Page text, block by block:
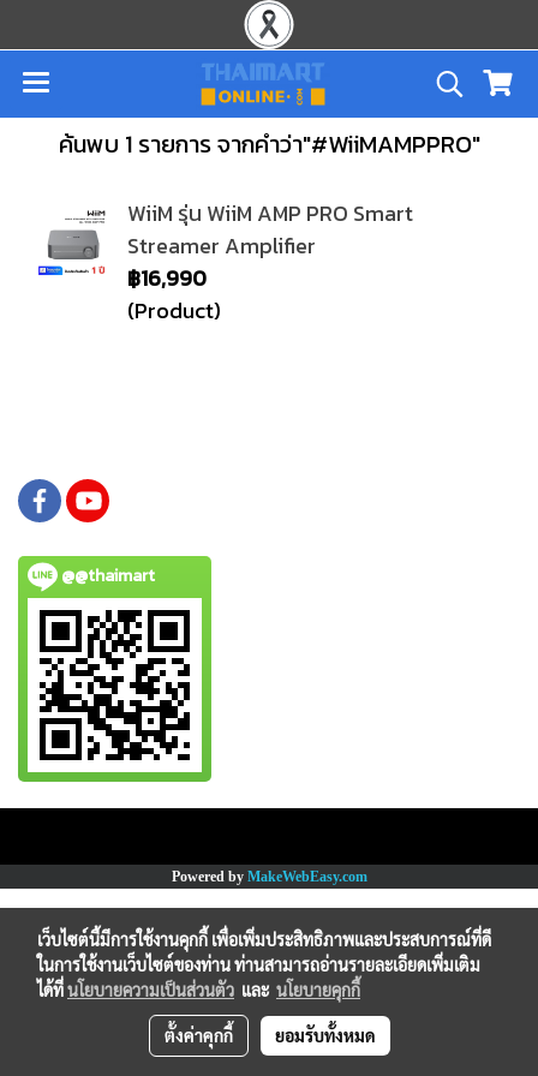
ค้นพบ 1 รายการ จากคำว่า"#WiiMAMPPRO"
WiiM รุ่น WiiM AMP PRO Smart
Streamer Amplifier
฿16,990
(Product)
@@thaimart
Powered by MakeWebEasy.com
เว็บไซต์นี้มีการใช้งานคุกกี้ เพื่อเพิ่มประสิทธิภาพและประสบการณ์ที่ดี
ในการใช้งานเว็บไซต์ของท่าน ท่านสามารถอ่านรายละเอียดเพิ่มเติม
ได้ที่นโยบายความเป็นส่วนตัว และ นโยบายคุกกี้
ตั้งค่าคุกกี้ ยอมรับทั้งหมด